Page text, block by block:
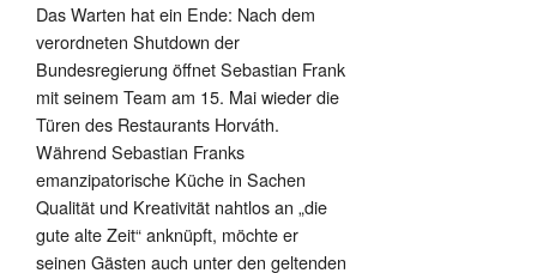
Das Warten hat ein Ende: Nach dem
verordneten Shutdown der
Bundesregierung öffnet Sebastian Frank
mit seinem Team am 15. Mai wieder die
Türen des Restaurants Horváth.
Während Sebastian Franks
emanzipatorische Küche in Sachen
Qualität und Kreativität nahtlos an „die
gute alte Zeit“ anknüpft, möchte er
seinen Gästen auch unter den geltenden